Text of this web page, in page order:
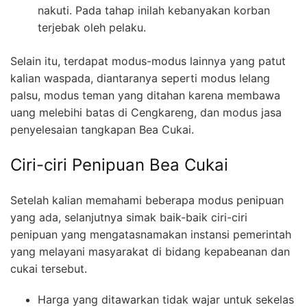
nakuti. Pada tahap inilah kebanyakan korban
terjebak oleh pelaku.
Selain itu, terdapat modus-modus lainnya yang patut
kalian waspada, diantaranya seperti modus lelang
palsu, modus teman yang ditahan karena membawa
uang melebihi batas di Cengkareng, dan modus jasa
penyelesaian tangkapan Bea Cukai.
Ciri-ciri Penipuan Bea Cukai
Setelah kalian memahami beberapa modus penipuan
yang ada, selanjutnya simak baik-baik ciri-ciri
penipuan yang mengatasnamakan instansi pemerintah
yang melayani masyarakat di bidang kepabeanan dan
cukai tersebut.
Harga yang ditawarkan tidak wajar untuk sekelas